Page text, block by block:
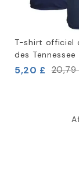
T-shirt officiel
des Tennessee
5,20 £ 20,79